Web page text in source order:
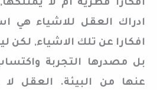
افكارا فطرية ام لا
ادراك العقل للاشياء هي
افكارا عن تلك الاشياء,
بل مصدرها التجربة
عنها من البيئة. العقل لا